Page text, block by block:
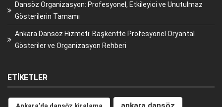
Dansöz Organizasyon: Profesyonel, Etkileyici ve Unutulmaz
Gösterilerin Tamamı
Ankara Dansöz Hizmeti: Başkentte Profesyonel Oryantal
Gösteriler ve Organizasyon Rehberi
ETIKETLER